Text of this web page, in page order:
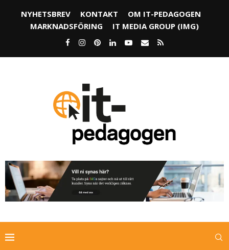
NYHETSBREV KONTAKT
OM IT-PEDAGOGEN
MARKNADSFÖRING
IT MEDIA GROUP (IMG)